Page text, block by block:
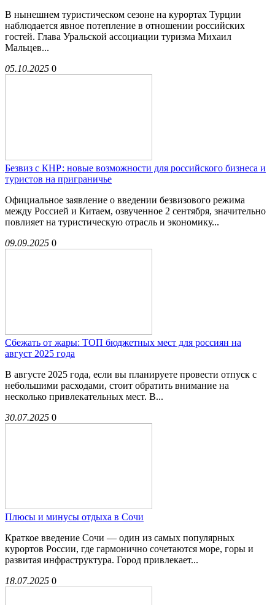
В нынешнем туристическом сезоне на курортах Турции
наблюдается явное потепление в отношении российских
гостей. Глава Уральской ассоциации туризма Михаил
Мальцев...
05.10.2025 0
Безвиз с КНР: новые возможности для российского бизнеса и
туристов на приграничье
Официальное заявление о введении безвизового режима
между Россией и Китаем, озвученное 2 сентября, значительно
повлияет на туристическую отрасль и экономику...
09.09.2025 0
Сбежать от жары: ТОП бюджетных мест для россиян на
август 2025 года
В августе 2025 года, если вы планируете провести отпуск с
небольшими расходами, стоит обратить внимание на
несколько привлекательных мест. В...
30.07.2025 0
Плюсы и минусы отдыха в Сочи
Краткое введение Сочи — один из самых популярных
курортов России, где гармонично сочетаются море, горы и
развитая инфраструктура. Город привлекает...
18.07.2025 0